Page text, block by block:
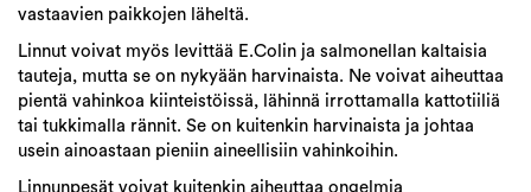
vastaavien paikkojen läheltä.
Linnut voivat myös levittää E.Colin ja salmonellan kaltaisia
tauteja, mutta se on nykyään harvinaista. Ne voivat aiheuttaa
pientä vahinkoa kiinteistöissä, lähinnä irrottamalla kattotiiliä
tai tukkimalla rännit. Se on kuitenkin harvinaista ja johtaa
usein ainoastaan pieniin aineellisiin vahinkoihin.
Linnunpesät voivat kuitenkin aiheuttaa ongelmia